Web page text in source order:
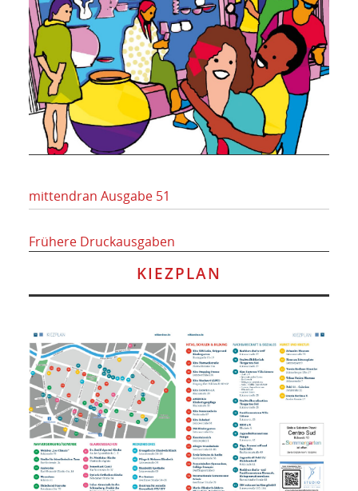
mittendran Ausgabe 51
Frühere Druckausgaben
KIEZPLAN